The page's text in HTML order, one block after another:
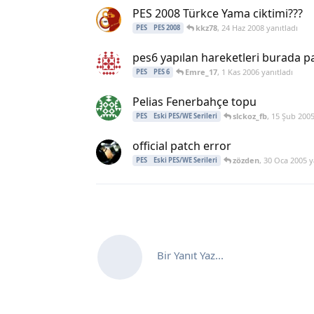
PES 2008 Türkce Yama ciktimi???
PES PES 2008 kkz78, 24 Haz 2008yanıtladı
pes6 yapılan hareketleri burada
PES PES 6 Emre_17, 1 Kas 2006yanıtladı
Pelias Fenerbahçe topu
PES Eski PES/WE Serileri slckoz_fb, 15 Şub 2005
official patch error
PES Eski PES/WE Serileri zözden, 30 Oca 2005
Bir Yanıt Yaz...